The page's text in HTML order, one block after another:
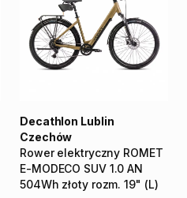
Rower elektryczny ROMET
E-MODECO SUV 1.0 AN
504Wh złoty rozm. 19" (L)
Decathlon Lublin
Czechów